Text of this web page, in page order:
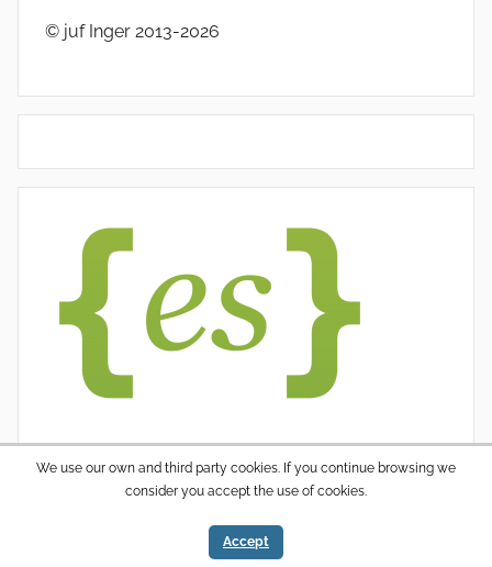
© juf Inger 2013-2026
We use our own and third party cookies. If you continue browsing we
consider you accept the use of cookies.
Accept